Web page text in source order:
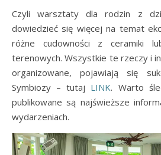
Czyli warsztaty dla rodzin z
dowiedzieć się więcej na temat
różne cudowności z ceramiki
terenowych. Wszystkie te rzeczy i
organizowane, pojawiają się
Symbiozy – tutaj LINK. Warto
publikowane są najświeższe
wydarzeniach.